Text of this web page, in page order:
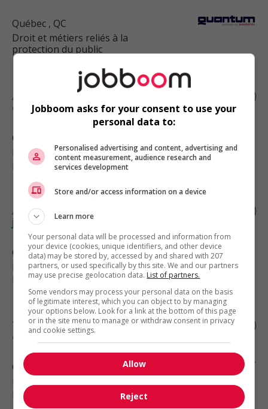
Québec , QC
Droit et métiers reliés à la
protection du public
Adjoint(e) juridique en droit du travail et
de l'emploi
Québec
Droit et métiers reliés à la
protection du public
Adjoint(e) administratif(ve) – soutien
juridique (droit du travail et de l'emploi)
Québec, QC
Droit et métiers reliés à la
protection du public
Technicien juridique à québec, droit
corporatif
Québec
protection du public
Jobboom asks for your consent to use your
personal data to:
Personalised advertising and content, advertising and
content measurement, audience research and
services development
Store and/or access information on a device
Learn more
Your personal data will be processed and information from
your device (cookies, unique identifiers, and other device
data) may be stored by, accessed by and shared with 207
partners, or used specifically by this site. We and our partners
may use precise geolocation data. List of partners.
Some vendors may process your personal data on the basis
of legitimate interest, which you can object to by managing
your options below. Look for a link at the bottom of this page
or in the site menu to manage or withdraw consent in privacy
and cookie settings.
Allow
Reject